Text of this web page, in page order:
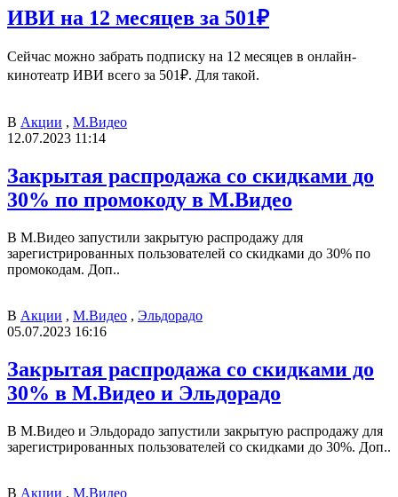
ИВИ на 12 месяцев за 501₽
Сейчас можно забрать подписку на 12 месяцев в онлайн-
кинотеатр ИВИ всего за 501₽. Для такой.
В Акции , М.Видео
12.07.2023 11:14
Закрытая распродажа со скидками до
30% по промокоду в М.Видео
В М.Видео запустили закрытую распродажу для
зарегистрированных пользователей со скидками до 30% по
промокодам. Доп..
В Акции , М.Видео , Эльдорадо
05.07.2023 16:16
Закрытая распродажа со скидками до
30% в М.Видео и Эльдорадо
В М.Видео и Эльдорадо запустили закрытую распродажу для
зарегистрированных пользователей со скидками до 30%. Доп..
В Акции , М.Видео